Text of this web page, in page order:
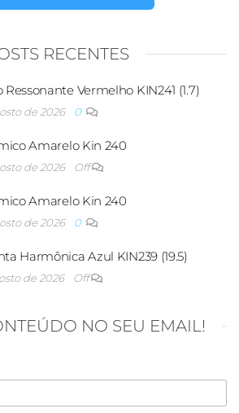
RECENTES
Ressonante Vermelho KIN241 (1.7)
de 2026 0
Amarelo Kin 240
de 2026 Off
Amarelo Kin 240
de 2026 0
Harmônica Azul KIN239 (19.5)
de 2026 Off
NO SEU EMAIL!